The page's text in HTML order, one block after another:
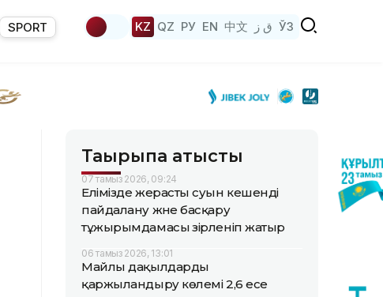
SPORT KZ QZ РУ EN 中文 ق ز ЎЗ
Тақырыпқа қатысты
07 тамыз 2026, 09:24
Елімізде жерасты суын кешенді
пайдалану және басқару
тұжырымдамасы әзірленіп жатыр
06 тамыз 2026, 13:01
Майлы дақылдарды
қаржыландыру көлемі 2,6 есе